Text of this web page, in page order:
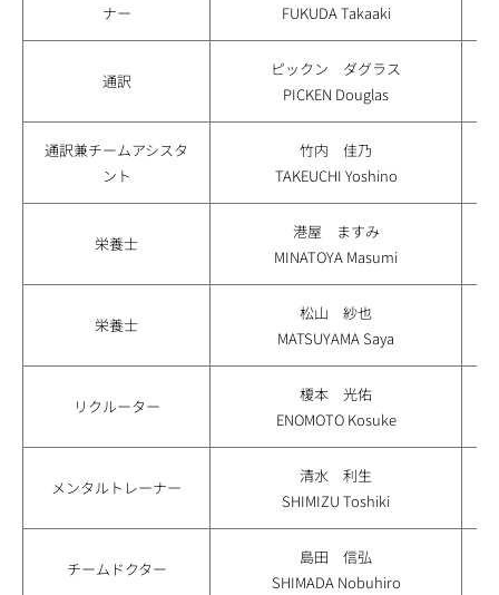
ナー
FUKUDA Takaaki
通訳
ピックン ダグラス
PICKEN Douglas
通訳兼チームアシスタ
ント
竹内 佳乃
TAKEUCHI Yoshino
栄養士
港屋 ますみ
MINATOYA Masumi
栄養士
松山 紗也
MATSUYAMA Saya
リクルーター
榎本 光佑
ENOMOTO Kosuke
メンタルトレーナー
清水 利生
SHIMIZU Toshiki
チームドクター
島田 信弘
SHIMADA Nobuhiro